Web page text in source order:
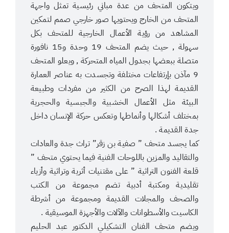
ويتكون المتحف من عدة مباني رئيسية تمثل واجهة
المتحف من الخارج ويحتويها صور خارجي صمم لتمكين
المشاهد من رؤية الأعمال الخارجية للمتحف بكل
سهولة , حيث يضم المتحف 19 وحدة و15 نافورة
متصلة ببعضها بجدول المياه المتحركة , ويعلو المتحف
9 مآذن بإرتفاعات مختلفة وتجسدت به عناصر العمارة
القديمة لهذا الصرح من الكثير من مفردات وطبيعة
البيئة مثل الأعمال الخشبية والجبسية والحجرية
بمختلف أشكالها وأنماطها وتعكس حركة الإنسان داخل
جدة القديمة .
كما يجسد متحف ” صفية بن زقر” تراث جدة والعادات
والتقاليد والمزين باللوحات الفنية فيما يحتوي متحف ”
قلعة الفنون التراثية ” على مقتنيات أثرية وتراثية وأزياء
تقليدية ومكتبة أدبية تضم مجموعة من الكتب
والصحف والمجلات القديمة ومجموعة من أشرطة
الكاسيت والأسطوانات والآلات والأجهزة الموسيقية .
ويضم متحف الفنان التشكيلي الدكتور عبد الحليم